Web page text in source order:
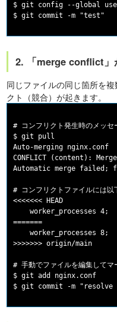
$ git config --global
2. 「merge conflict」
同じファイルの同じ箇所を
クト（競合）が起きます。
# コンフリクト発生時のメッセ
$ git pull
Auto-merging nginx.conf
CONFLICT (content):
Automatic merge
# コンフリクトファイルには以
<<<<<<< HEAD
worker_processes 4;
=======
worker_processes 8;
>>>>>>> origin/main
# 手動でファイルを編集してマ
$ git add nginx.conf